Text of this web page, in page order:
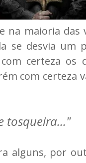
na maioria das
se desvia um
certeza os
com certeza
tosqueira..."
alguns, por